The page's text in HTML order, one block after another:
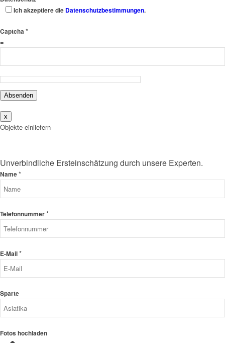
Ich akzeptiere die Datenschutzbestimmungen.
Captcha *
=
Absenden
x
Objekte einliefern
Unverbindliche Ersteinschätzung durch unsere Experten.
Name*
Telefonnummer*
E-Mail*
Sparte
Fotos hochladen